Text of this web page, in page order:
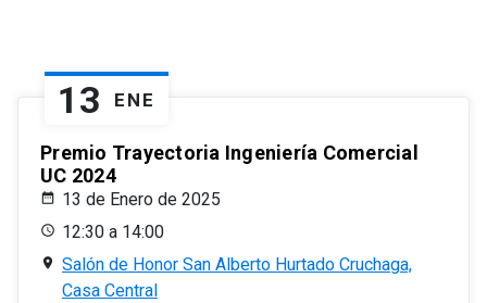
13 ENE
Premio Trayectoria Ingeniería Comercial
UC 2024
13 de Enero de 2025
12:30 a 14:00
Salón de Honor San Alberto Hurtado Cruchaga,
Casa Central